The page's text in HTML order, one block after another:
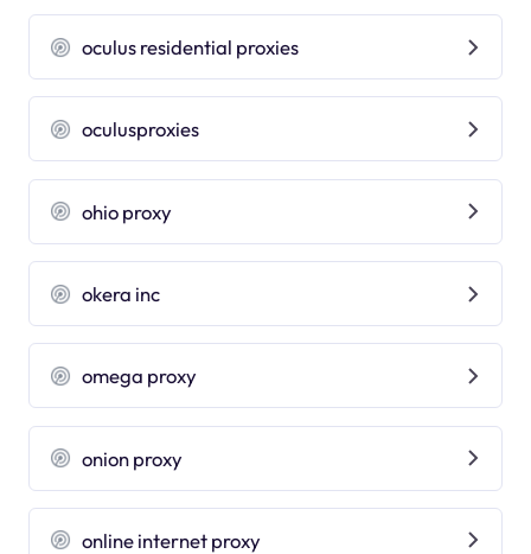
oculus residential proxies
oculusproxies
ohio proxy
okera inc
omega proxy
onion proxy
online internet proxy